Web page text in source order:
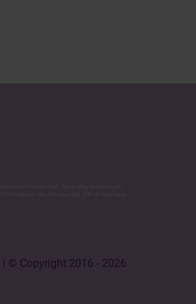
| © Copyright 2016 - 2026